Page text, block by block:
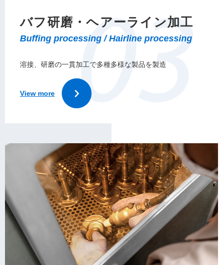
バフ研磨・ヘアーライン加工
溶接、研磨の一貫加工で多種多様な製品を製造
View more